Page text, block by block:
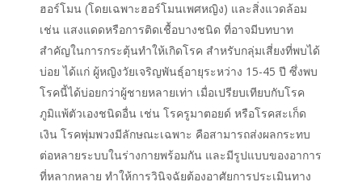
ฮอร์โมน (โดยเฉพาะฮอร์โมนเพศหญิง) และสิ่งแวดล้อม
เช่น แสงแดดหรือการติดเชื้อบางชนิด ที่อาจมีบทบาท
สำคัญในการกระตุ้นทำให้เกิดโรค สำหรับกลุ่มเสี่ยงที่พบได้
บ่อย ได้แก่ ผู้หญิงวัยเจริญพันธุ์อายุระหว่าง 15-45 ปี ซึ่งพบ
โรคนี้ได้บ่อยกว่าผู้ชายหลายเท่า เมื่อเปรียบเทียบกับโรค
ภูมิแพ้ตัวเองชนิดอื่น เช่น โรครูมาตอยด์ หรือโรคสะเก็ด
เงิน โรคพุ่มพวงมีลักษณะเฉพาะ คือสามารถส่งผลกระทบ
ต่อหลายระบบในร่างกายพร้อมกัน และมีรูปแบบของอาการ
ที่หลากหลาย ทำให้การวินิจฉัยต้องอาศัยการประเมินทาง